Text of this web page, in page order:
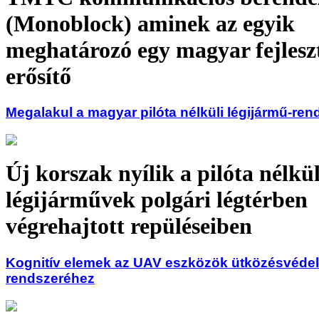
(Monoblock) aminek az egyik
meghatározó egy magyar
erősítő
Megalakul a magyar pilóta nélküli légijármű-
Új korszak nyílik a pilóta
légijárművek polgári légtérben
végrehajtott repüléseiben
Kognitív elemek az UAV eszközök
rendszeréhez